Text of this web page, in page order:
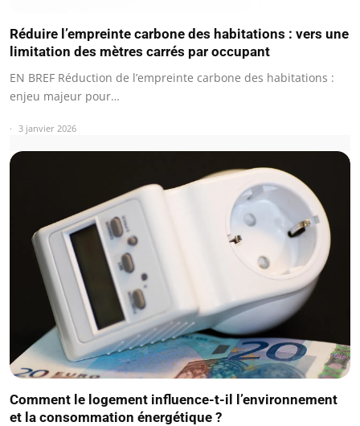
Réduire l’empreinte carbone des habitations : vers une
limitation des mètres carrés par occupant
EN BREF Réduction de l’empreinte carbone des habitations :
enjeu majeur pour…
3 janvier 2026
Comment le logement influence-t-il l’environnement
et la consommation énergétique ?